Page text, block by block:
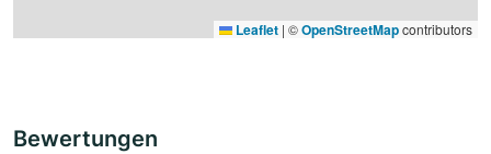
Leaflet | ©OpenStreetMapcontributors
Bewertungen